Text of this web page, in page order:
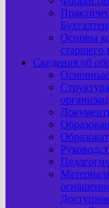
Основы
старшего
Сведения об
Основные